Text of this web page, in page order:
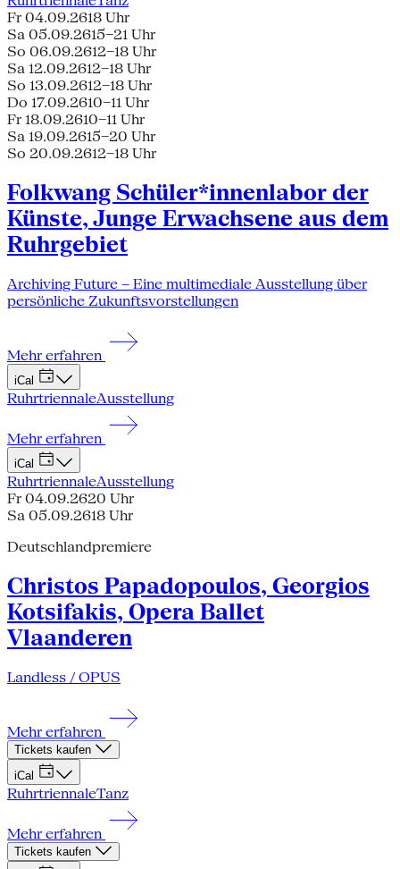
Fr 04.09.2618 Uhr
Sa 05.09.2615–21 Uhr
So 06.09.2612–18 Uhr
Sa 12.09.2612–18 Uhr
So 13.09.2612–18 Uhr
Do 17.09.2610–11 Uhr
Fr 18.09.2610–11 Uhr
Sa 19.09.2615–20 Uhr
So 20.09.2612–18 Uhr
Folkwang Schüler*innenlabor der
Künste, Junge Erwachsene aus dem
Ruhrgebiet
Archiving Future – Eine multimediale Ausstellung über
persönliche Zukunftsvorstellungen
Mehr erfahren
iCal
RuhrtriennaleAusstellung
Mehr erfahren
iCal
RuhrtriennaleAusstellung
Fr 04.09.2620 Uhr
Sa 05.09.2618 Uhr
Deutschlandpremiere
Christos Papadopoulos, Georgios
Kotsifakis, Opera Ballet
Vlaanderen
Landless / OPUS
Mehr erfahren
Tickets kaufen
iCal
RuhrtriennaleTanz
Mehr erfahren
Tickets kaufen